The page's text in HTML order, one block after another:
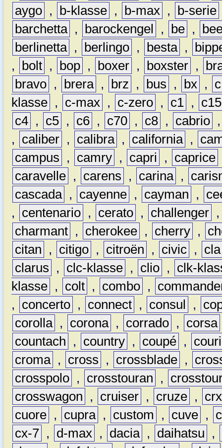
aygo , b-klasse , b-max , b-serie
barchetta , barockengel , be ,
berlinetta , berlingo , besta ,
,
bolt , bop , boxer , boxster ,
bravo , brera , brz , bus , bx ,
c
klasse , c-max , c-zero , c1 ,
c15
c4 , c5 , c6 , c70 , c8 , cabrio
,
caliber , calibra , california ,
campus
, camry , capri , caprice
caravelle , carens , carina ,
cascada , cayenne , cayman ,
,
centenario , cerato , challenger
charmant , cherokee , cherry ,
citan
, citigo , citroën , civic ,
cla
clarus
, clc-klasse , clio ,
clk-
klasse , colt , combo ,
,
concerto , connect , consul ,
corolla , corona , corrado , corsa
countach
, country , coupé ,
croma , cross , crossblade ,
crosspolo , crosstouran ,
crosswagon
, cruiser , cruze ,
crx
cuore , cupra , custom , cuve ,
cx-7 , d-max , dacia , daihatsu
,